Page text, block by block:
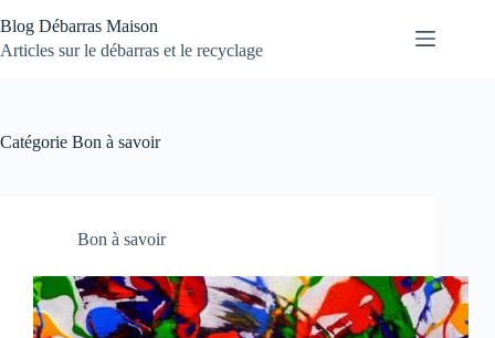
au
contenu
Blog Débarras Maison
Articles sur le débarras et le recyclage
Catégorie Bon à savoir
Bon à savoir